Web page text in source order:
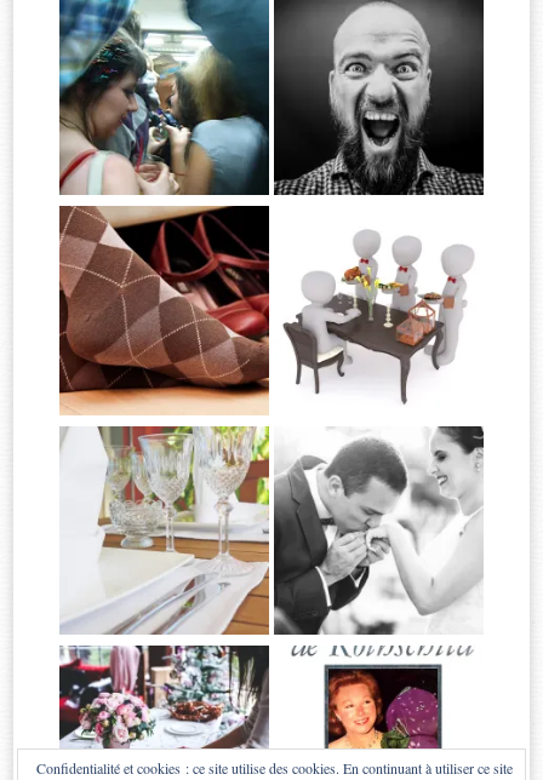
Confidentialité et cookies : ce site utilise des cookies. En continuant à utiliser ce site